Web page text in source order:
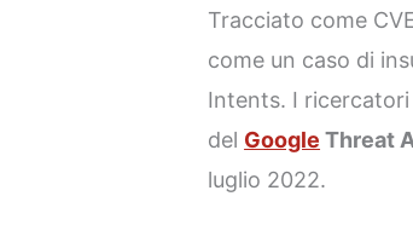
Tracciato come
come un caso di
Intents. I
del Google Threat
luglio 2022.